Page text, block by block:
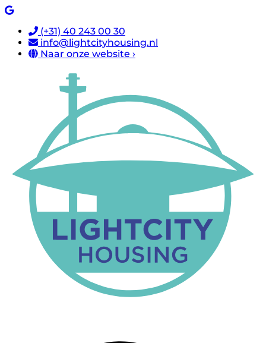
(+31) 40 243 00 30
info@lightcityhousing.nl
Naar onze website ›